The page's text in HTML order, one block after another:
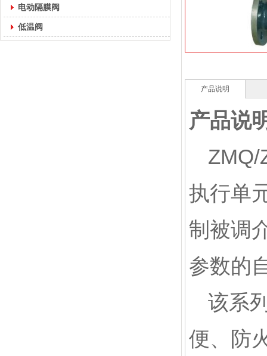
电动隔膜阀
低温阀
产品说明
产品说
ZMQ/
执行单
制被调
参数的
该系
便、防